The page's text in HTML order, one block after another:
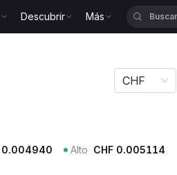
Descubrir Más
CHF
0.004940 Alto CHF 0.005114